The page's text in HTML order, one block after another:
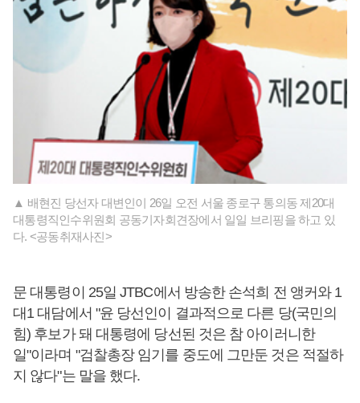
▲ 배현진 당선자 대변인이 26일 오전 서울 종로구 통의동 제20대
대통령직인수위원회 공동기자회견장에서 일일 브리핑을 하고 있
다. <공동취재사진>
문 대통령이 25일 JTBC에서 방송한 손석희 전 앵커와 1
대1 대담에서 "윤 당선인이 결과적으로 다른 당(국민의
힘) 후보가 돼 대통령에 당선된 것은 참 아이러니한
일"이라며 "검찰총장 임기를 중도에 그만둔 것은 적절하
지 않다"는 말을 했다.